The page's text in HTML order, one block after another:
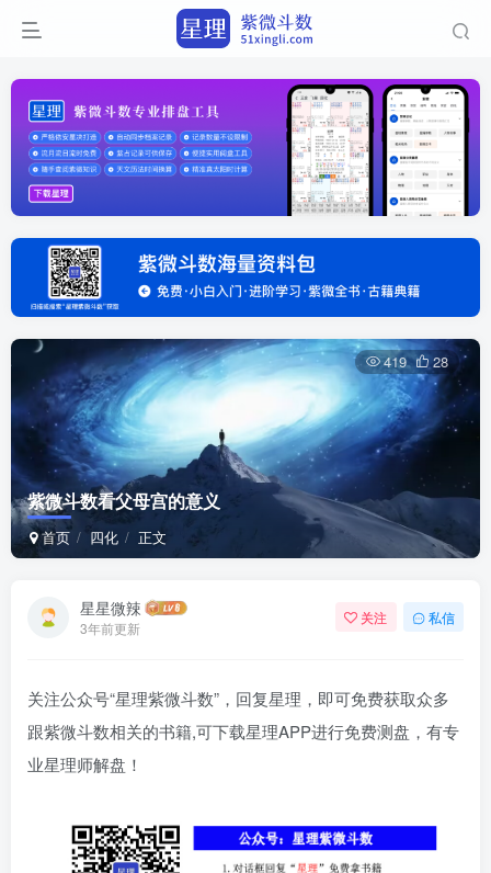
紫微斗数看父母宫的意义
首页 四化 正文
419 28
星星微辣
3年前更新
关注 私信
关注公众号“星理紫微斗数”，回复星理，即可免费获取众多
跟紫微斗数相关的书籍,可下载星理APP进行免费测盘，有专
业星理师解盘！